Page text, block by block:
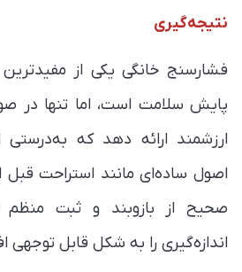
نتیجه‌گیری
فشارسنج خانگی یکی از
پایش سلامت است، اما تنها در
ارزشمند ارائه دهد که
اصول ساده‌ای مانند استراحت قبل
صحیح از بازوبند و ثبت منظم
اندازه‌گیری را به شکل قابل توجهی